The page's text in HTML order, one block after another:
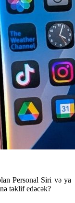
Personal Siri və ya
təklif edəcək?